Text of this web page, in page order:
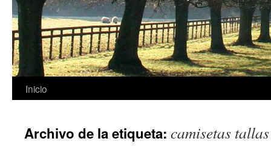
Saltar
contenido
Inicio
Archivo de la etiqueta: camisetas